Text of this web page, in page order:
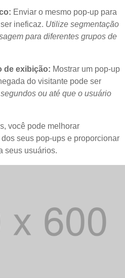
Enviar o mesmo pop-up para
ineficaz. Utilize segmentação
para diferentes grupos de
de exibição: Mostrar um pop-up
do visitante pode ser
ou até que o usuário
você pode melhorar
seus pop-ups e proporcionar
seus usuários.